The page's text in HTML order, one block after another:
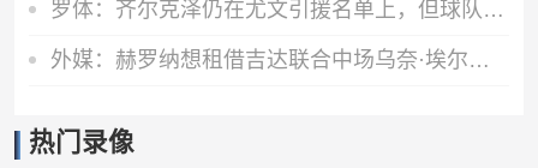
罗体：齐尔克泽仍在尤文引援名单上，但球队优先买门将和后卫
外媒：赫罗纳想租借吉达联合中场乌奈·埃尔南德斯，含买断选项
热门录像